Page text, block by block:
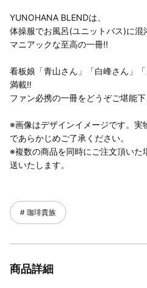
YUNOHANA BLENDは、
体操服でお風呂(ユニットバス)に混
マニアックな至高の一冊!!
看板娘「青山さん」「白峰さん」
満載!!
ファン必携の⼀冊をどうぞご堪能下
※画像はデザインイメージです。実
であらかじめご了承ください。
※複数の商品を同時にご注文頂いた
送いたします。
珈琲貴族
商品詳細